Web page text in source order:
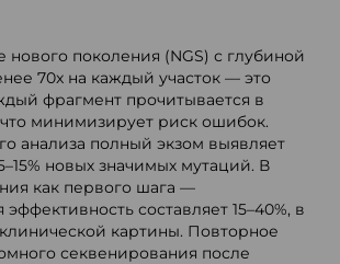
поколения (NGS) с глубиной
70x на каждый участок — это
фрагмент прочитывается в
минимизирует риск ошибок.
анализа полный экзом выявляет
новых значимых мутаций. В
как первого шага —
эффективность составляет 15–40%, в
картины. Повторное
секвенирования после